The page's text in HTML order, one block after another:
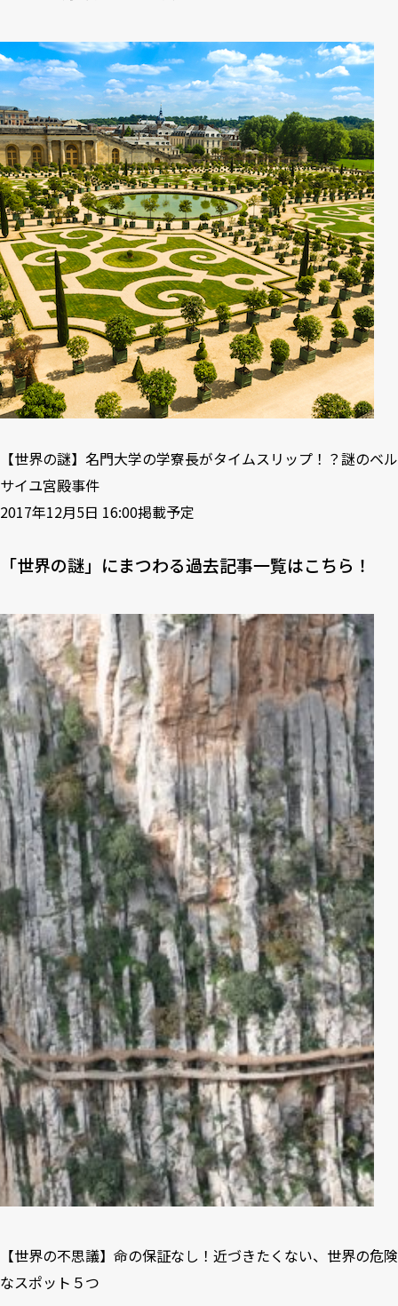
【世界の謎】名門大学の学寮長がタイムスリップ！？謎のベル
サイユ宮殿事件
2017年12月5日 16:00掲載予定
「世界の謎」にまつわる過去記事一覧はこちら！
【世界の不思議】命の保証なし！近づきたくない、世界の危険
なスポット５つ